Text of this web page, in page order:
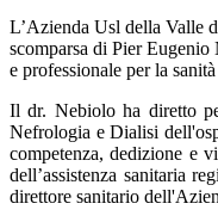
L’Azienda Usl della Valle
scomparsa di Pier
e professionale per la
Il dr. Nebiolo ha diretto
Nefrologia e Dialisi
competenza, dedizione e
dell’assistenza sanitaria
direttore sanitario